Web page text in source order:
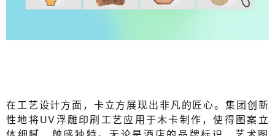
在工艺设计方面，卡立方展现出非凡的匠心。集团创新
性地将UV浮雕印刷工艺应用于木卡制作，使得图案立